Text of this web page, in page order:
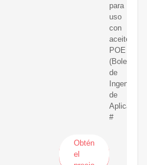
para
uso
con
aceites
POE
(Boletín
de
Ingeniería
de
Aplicación
#
Obtén
el